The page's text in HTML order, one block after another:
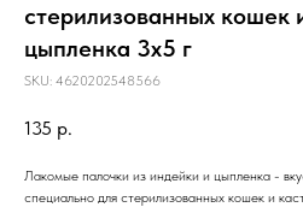
стерилизованных кошек
цыпленка 3х5 г
SKU: 4620202548566
135 р.
Лакомые палочки из индейки и цыпленка -
специально для стерилизованных кошек и